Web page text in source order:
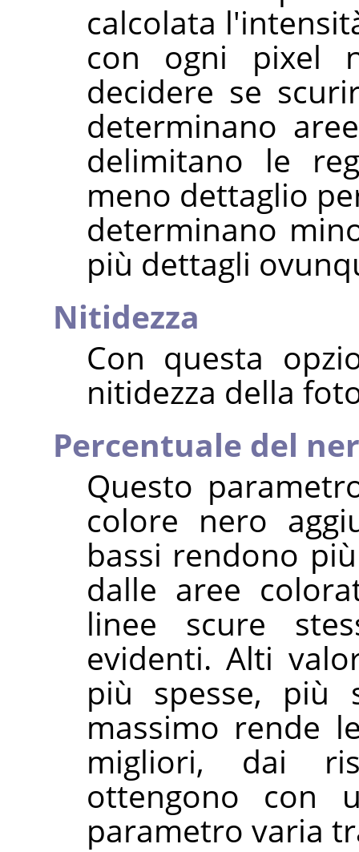
calcolata
con ogni pixel
decidere se
determinano
delimitano le
meno dettaglio
determinano
più dettagli
Nitidezza
Con questa
nitidezza della
Percentuale del
Questo
colore nero
bassi rendono
dalle aree
linee scure
evidenti. Alti
più spesse, più
massimo rende
migliori, dai
ottengono con
parametro varia